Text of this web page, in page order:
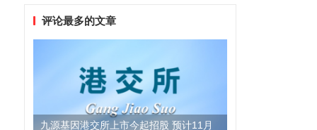
评论最多的文章
九源基因港交所上市今起招股 预计11月